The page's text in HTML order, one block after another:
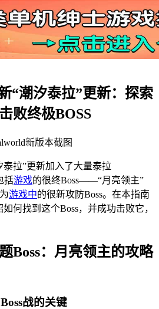
“潮汐泰拉”更新：探索
败终极BOSS
泰拉”更新加入了大量泰拉
括游戏的很终Boss——“月亮领主”
游戏中的很新攻防Boss。在本指南
何找到这个Boss，并成功击败它，
Boss：月亮领主的攻略
战的关键